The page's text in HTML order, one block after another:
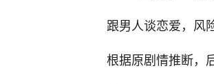
跟男人谈恋爱，风
根据原剧情推断，